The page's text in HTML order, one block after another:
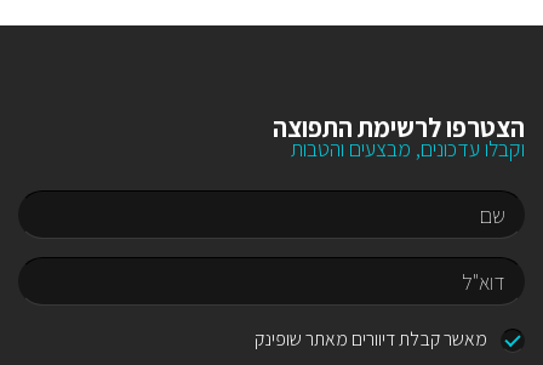
הצטרפו לרשימת התפוצה
וקבלו עדכונים, מבצעים והטבות
שם
דוא"למאשר קבלת דיוורים מאתר שופינק